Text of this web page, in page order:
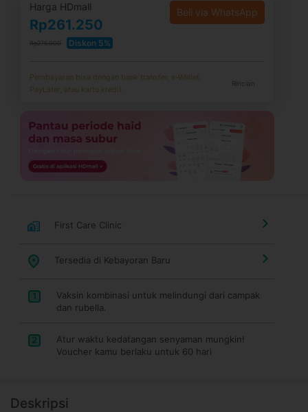
Harga HDmall
Rp261.250
Rp275.000 Diskon 5%
Beli via WhatsApp
Pembayaran bisa dengan bank transfer, e-Wallet,
PayLater, atau kartu kredit.
Rincian
First Care Clinic
Tersedia di Kebayoran Baru
1
Vaksin kombinasi untuk melindungi dari campak
dan rubella.
2
Atur waktu kedatangan senyaman mungkin!
Voucher kamu berlaku untuk 60 hari
Deskripsi